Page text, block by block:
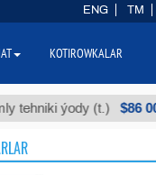
ýody (t.) $86 000
ENG TM
KOTIROWKALAR